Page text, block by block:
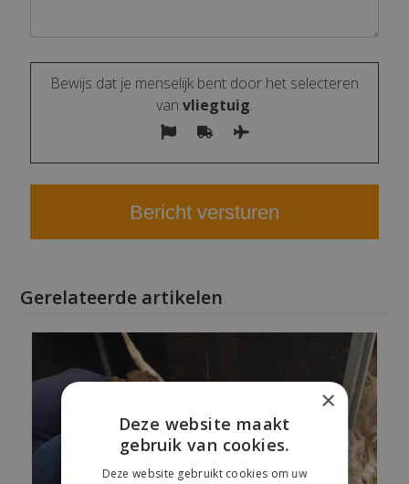
Bewijs dat je menselijk bent door het selecteren
van vliegtuig.
Gerelateerde artikelen
×
Deze website maakt
gebruik van cookies.
Deze website gebruikt cookies om uw